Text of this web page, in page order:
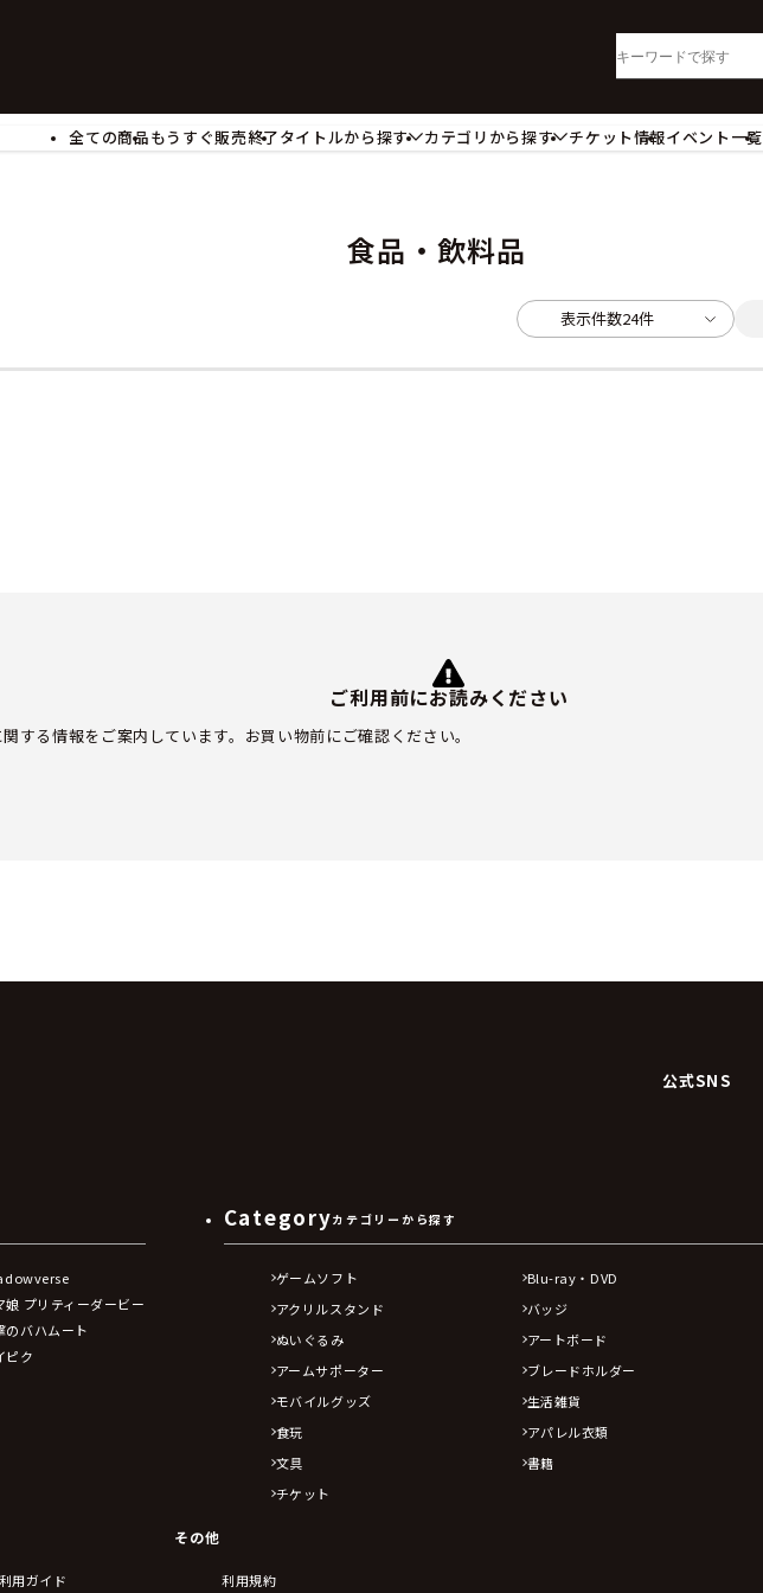
全ての商品もうすぐ販売終了タイトルから探す
カテゴリから探す
カードスリーブ・カード収納ケース
アパレル小物
チケット情報イベント一覧
食品・飲料品
表示件数24件
ご利用前にお読みください
する情報をご案内しています。お買い物前にご確認ください。
公式SNS
娘 プリティーダービー
のバハムート
ピク
Categoryカテゴリーから探す
ゲームソフト Blu-ray・DVD
アクリルスタンド
バッジ
ぬいぐるみ
アートボード
アームサポーター
ブレードホルダー
モバイルグッズ
生活雑貨
食玩
アパレル衣類
文具
書籍
チケット
用ガイド
その他
利用規約